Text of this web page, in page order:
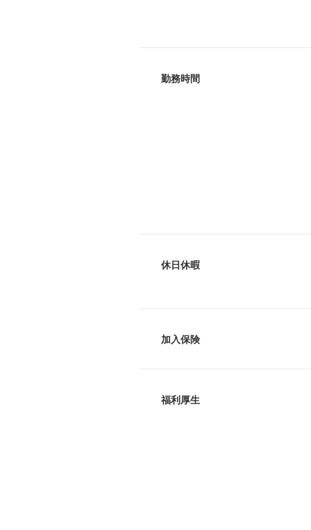
勤務時間
休日休暇
加入保険
福利厚生